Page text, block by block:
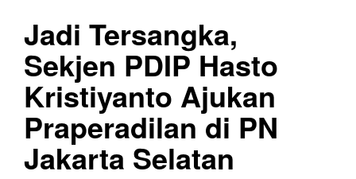
Jadi Tersangka,
Sekjen PDIP Hasto
Kristiyanto Ajukan
Praperadilan di PN
Jakarta Selatan